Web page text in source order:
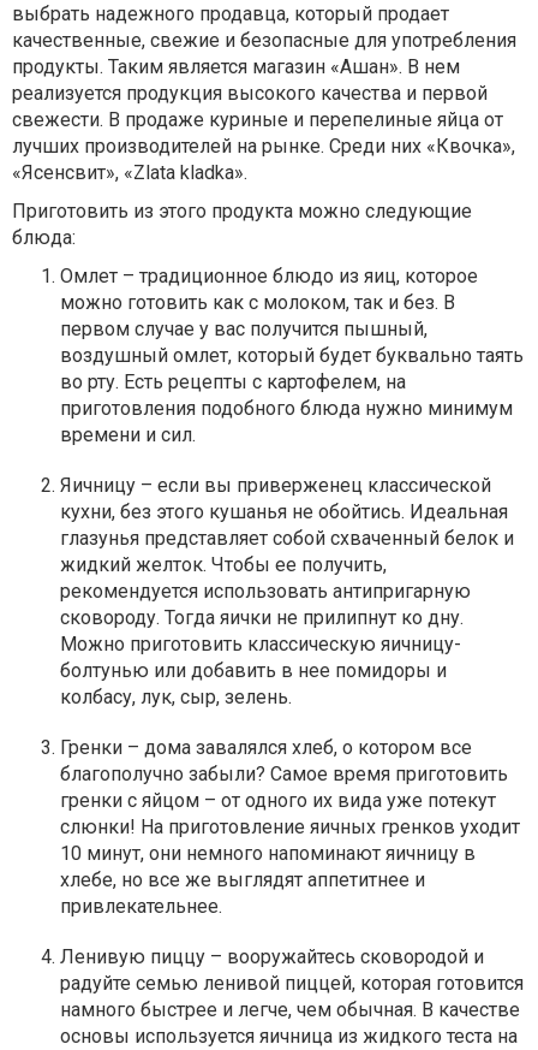
выбрать надежного продавца, который продает
качественные, свежие и безопасные для употребления
продукты. Таким является магазин «Ашан». В нем
реализуется продукция высокого качества и первой
свежести. В продаже куриные и перепелиные яйца от
лучших производителей на рынке. Среди них «Квочка»,
«Ясенсвит», «Zlata kladka».
Приготовить из этого продукта можно следующие
блюда:
Омлет – традиционное блюдо из яиц, которое
можно готовить как с молоком, так и без. В
первом случае у вас получится пышный,
воздушный омлет, который будет буквально таять
во рту. Есть рецепты с картофелем, на
приготовления подобного блюда нужно минимум
времени и сил.
Яичницу – если вы приверженец классической
кухни, без этого кушанья не обойтись. Идеальная
глазунья представляет собой схваченный белок и
жидкий желток. Чтобы ее получить,
рекомендуется использовать антипригарную
сковороду. Тогда яички не прилипнут ко дну.
Можно приготовить классическую яичницу-
болтунью или добавить в нее помидоры и
колбасу, лук, сыр, зелень.
Гренки – дома завалялся хлеб, о котором все
благополучно забыли? Самое время приготовить
гренки с яйцом – от одного их вида уже потекут
слюнки! На приготовление яичных гренков уходит
10 минут, они немного напоминают яичницу в
хлебе, но все же выглядят аппетитнее и
привлекательнее.
Ленивую пиццу – вооружайтесь сковородой и
радуйте семью ленивой пиццей, которая готовится
намного быстрее и легче, чем обычная. В качестве
основы используется яичница из жидкого теста на